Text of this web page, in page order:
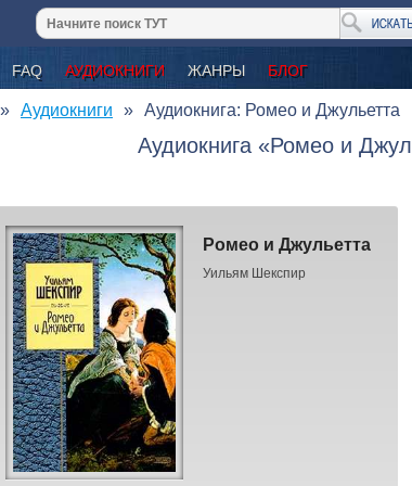
FAQ АУДИОКНИГИ ЖАНРЫ БЛОГ
Аудиокниги Аудиокнига: Ромео и Джульетта
Аудиокнига «Ромео и
Ромео и Джульетта
Уильям Шекспир